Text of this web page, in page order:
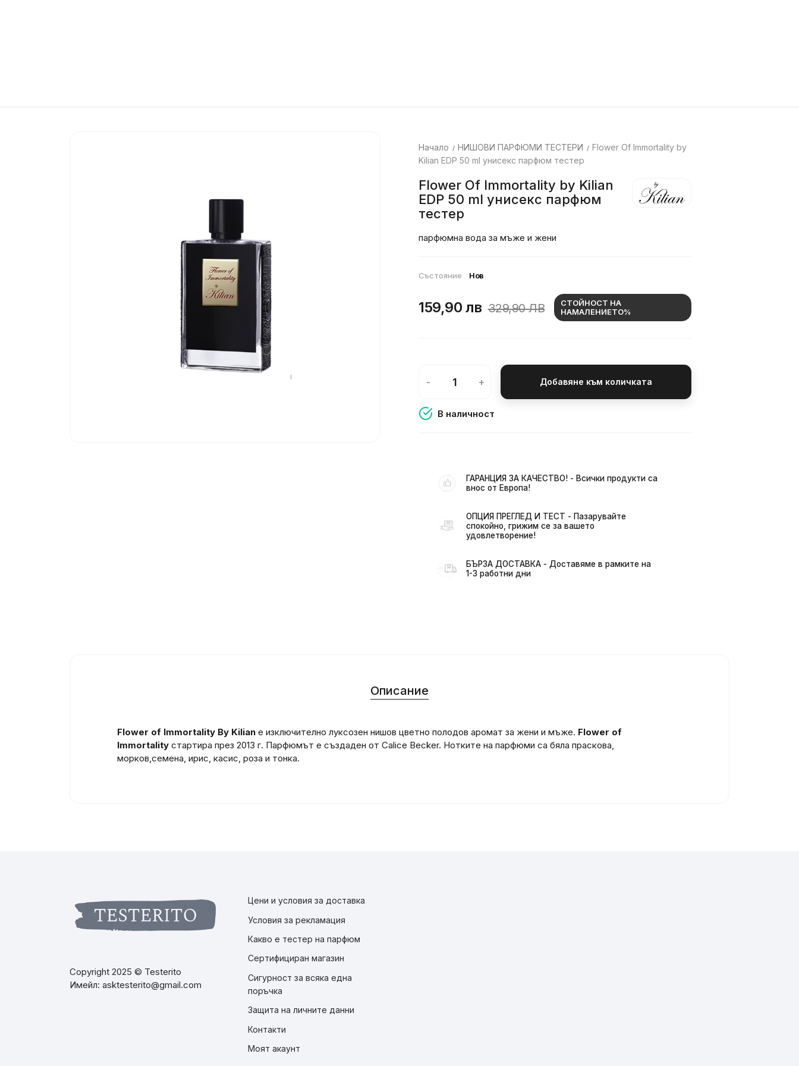
Начало НИШОВИ ПАРФЮМИ ТЕСТЕРИ
Flower Of Immortality by
Kilian EDP 50 ml унисекс парфюм тестер
Flower Of Immortality by Kilian
EDP 50 ml унисекс парфюм
тестер
парфюмна вода за мъже и жени
Състояние Нов
159,90 лв 329,90 ЛВ
СТОЙНОСТ НА
НАМАЛЕНИЕТО%
- + Добавяне към количката
В наличност
ГАРАНЦИЯ ЗА КАЧЕСТВО! - Всички продукти са
внос от Европа!
ОПЦИЯ ПРЕГЛЕД И ТЕСТ - Пазарувайте
спокойно, грижим се за вашето
удовлетворение!
БЪРЗА ДОСТАВКА - Доставяме в рамките на
1-3 работни дни
Описание
Flower of Immortality By Kilian е изключително луксозен нишов цветно полодов аромат за жени и мъже. Flower of
Immortality стартира през 2013 г. Парфюмът е създаден от Calice Becker. Нотките на парфюми са бяла праскова,
морков,семена, ирис, касис, роза и тонка.
Copyright 2025 © Testerito
Имейл: asktesterito@gmail.com
Цени и условия за доставка
Условия за рекламация
Какво е тестер на парфюм
Сертифициран магазин
Сигурност за всяка една
поръчка
Защита на личните данни
Контакти
Моят акаунт